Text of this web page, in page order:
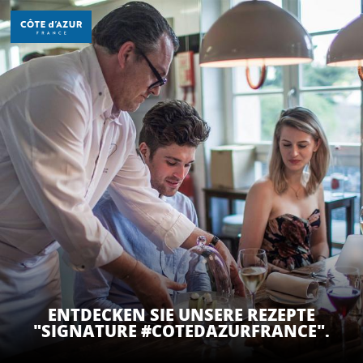
Aller
au
contenu
principal
ENTDECKEN
ZU TUN
AUFENTHALT
ENTDECKEN SIE UNSERE REZEPTE
"SIGNATURE #COTEDAZURFRANCE".